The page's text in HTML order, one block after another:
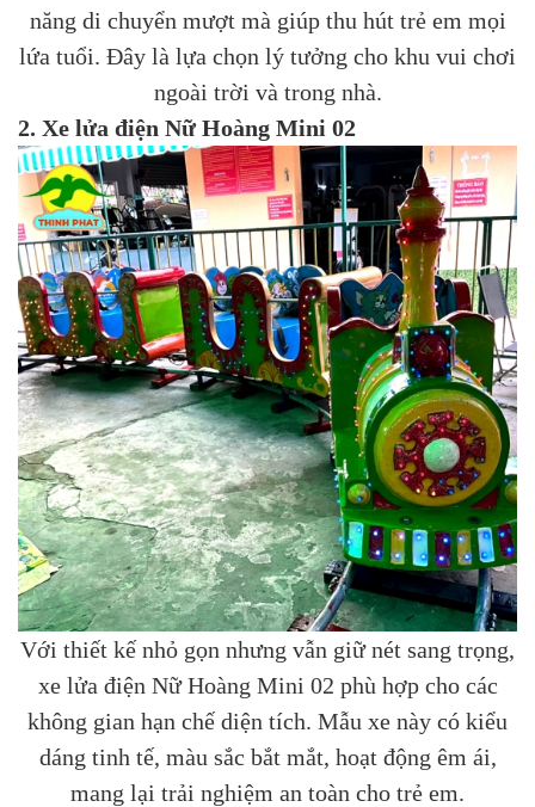
năng di chuyển mượt mà giúp thu hút trẻ em mọi
lứa tuổi. Đây là lựa chọn lý tưởng cho khu vui chơi
ngoài trời và trong nhà.
2. Xe lửa điện Nữ Hoàng Mini 02
Với thiết kế nhỏ gọn nhưng vẫn giữ nét sang trọng,
xe lửa điện Nữ Hoàng Mini 02 phù hợp cho các
không gian hạn chế diện tích. Mẫu xe này có kiểu
dáng tinh tế, màu sắc bắt mắt, hoạt động êm ái,
mang lại trải nghiệm an toàn cho trẻ em.